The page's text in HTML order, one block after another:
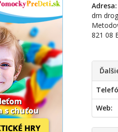
Adresa:
dm
821 08
Web: